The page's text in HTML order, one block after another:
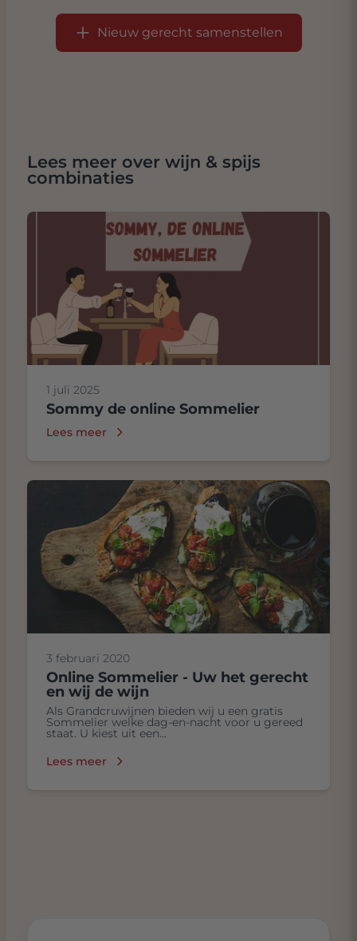
Nieuw gerecht samenstellen
Lees meer over wijn & spijs
combinaties
1 juli 2025
Sommy de online Sommelier
Lees meer
3 februari 2020
Online Sommelier - Uw het gerecht
en wij de wijn
Als Grandcruwijnen bieden wij u een gratis
Sommelier welke dag-en-nacht voor u gereed
staat. U kiest uit een...
Lees meer